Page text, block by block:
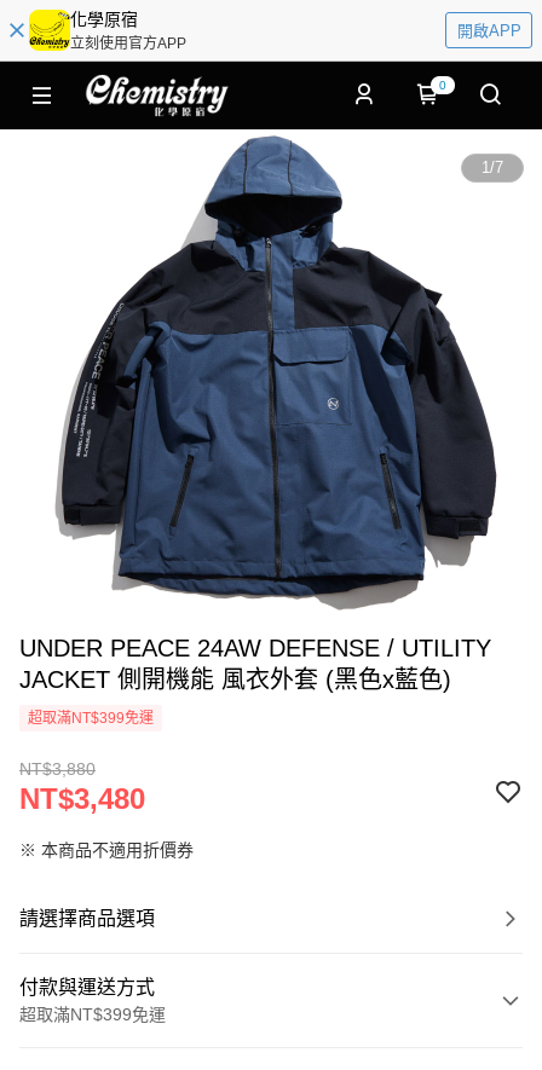
化學原宿
立刻使用官方APP
開啟APP
0
1/7
UNDER PEACE 24AW DEFENSE / UTILITY
JACKET 側開機能 風衣外套 (黑色x藍色)
超取滿NT$399免運
NT$3,880
NT$3,480
※ 本商品不適用折價券
請選擇商品選項
付款與運送方式
超取滿NT$399免運